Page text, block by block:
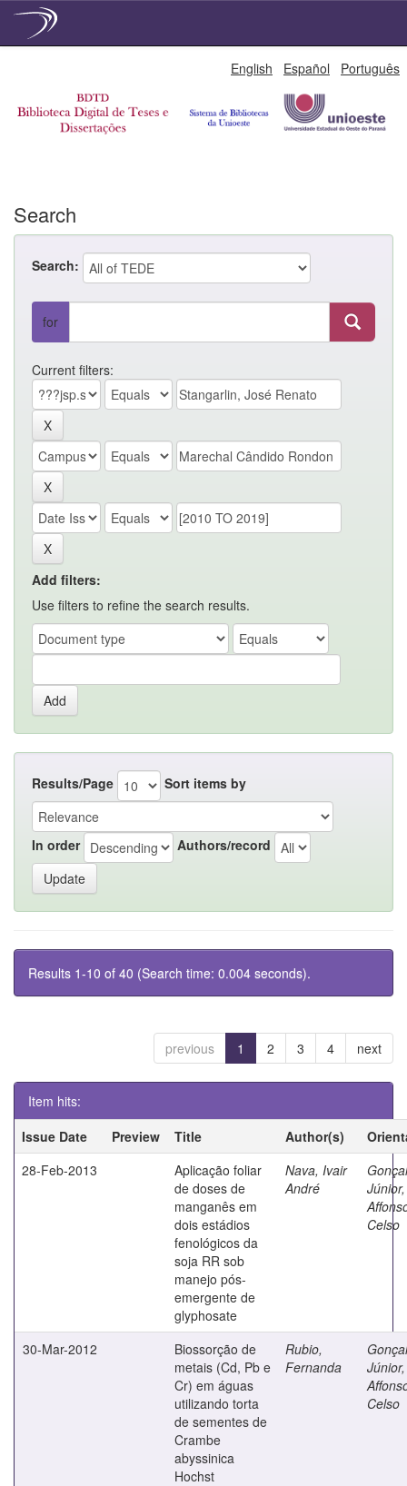
English Español Português
Search
Search:
for
Current filters:
Add filters:
Use filters to refine the search results.
Results/Page Sort items by
In order Authors/record
Results 1-10 of 40 (Search time: 0.004 seconds).
previous 1 2 3 4 next
Item hits:
Issue Date
Preview Title Author(s)
28-Feb-2013
Aplicação foliar
de doses de
manganês em
dois estádios
fenológicos da
soja RR sob
manejo pós-
emergente de
glyphosate
Nava, Ivair
André
Júnior,
Celso
30-Mar-2012
Biossorção de
metais (Cd, Pb e
Cr) em águas
utilizando torta
de sementes de
Crambe
abyssinica
Hochst
Rubio,
Fernanda
Júnior,
Celso